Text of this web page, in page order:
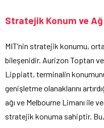
Stratejik Konum ve
MIT’nin stratejik konumu,
bileşenidir. Aurizon Toptan
Lippiatt, terminalin
genişletme olanaklarını
ağı ve Melbourne Limanı ile
stratejik konuma sahiptir.